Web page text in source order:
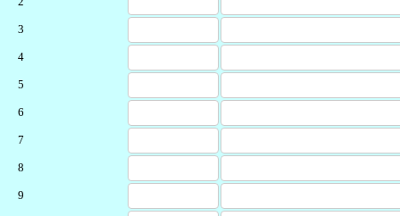
3
4
5
6
7
8
9